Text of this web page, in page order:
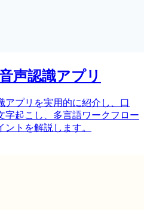
声認識アプリ
アプリを実用的に紹介し、口
字起こし、多言語ワークフロー
トを解説します。